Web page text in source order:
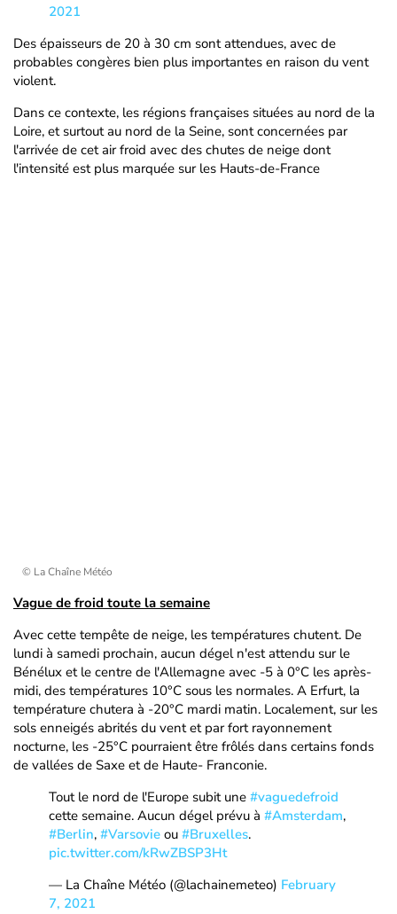
2021
Des épaisseurs de 20 à 30 cm sont attendues, avec de
probables congères bien plus importantes en raison du vent
violent.
Dans ce contexte, les régions françaises situées au nord de la
Loire, et surtout au nord de la Seine, sont concernées par
l'arrivée de cet air froid avec des chutes de neige dont
l'intensité est plus marquée sur les Hauts-de-France
© La Chaîne Météo
Vague de froid toute la semaine
Avec cette tempête de neige, les températures chutent. De
lundi à samedi prochain, aucun dégel n'est attendu sur le
Bénélux et le centre de l'Allemagne avec -5 à 0°C les après-
midi, des températures 10°C sous les normales. A Erfurt, la
température chutera à -20°C mardi matin. Localement, sur les
sols enneigés abrités du vent et par fort rayonnement
nocturne, les -25°C pourraient être frôlés dans certains fonds
de vallées de Saxe et de Haute- Franconie.
Tout le nord de l'Europe subit une #vaguedefroid
cette semaine. Aucun dégel prévu à #Amsterdam,
#Berlin, #Varsovie ou #Bruxelles.
pic.twitter.com/kRwZBSP3Ht
— La Chaîne Météo (@lachainemeteo) February
7, 2021